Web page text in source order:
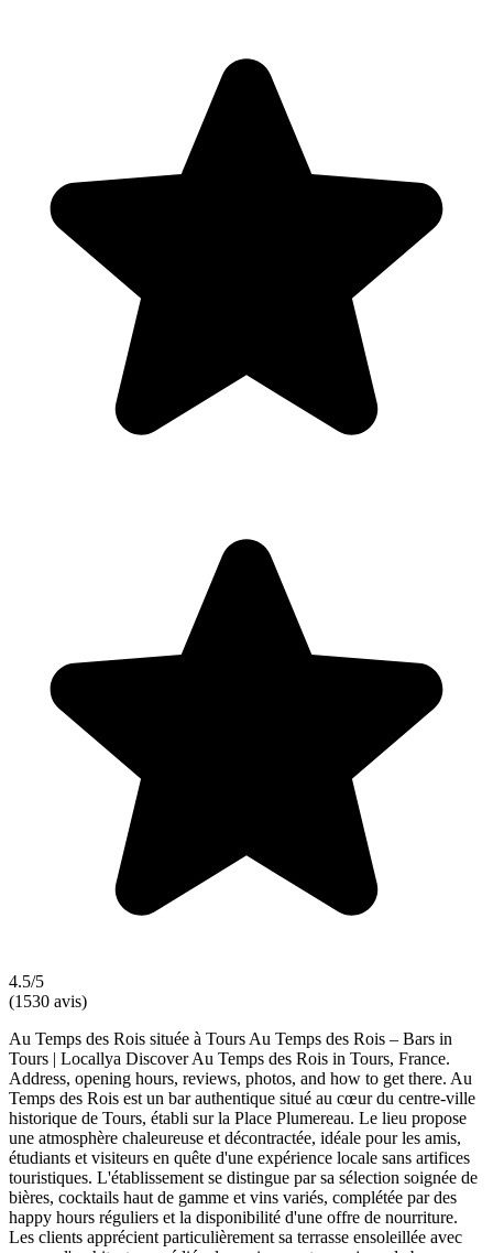
4.5/5
(1530 avis)
Au Temps des Rois située à Tours Au Temps des Rois – Bars in
Tours | Locallya Discover Au Temps des Rois in Tours, France.
Address, opening hours, reviews, photos, and how to get there. Au
Temps des Rois est un bar authentique situé au cœur du centre-ville
historique de Tours, établi sur la Place Plumereau. Le lieu propose
une atmosphère chaleureuse et décontractée, idéale pour les amis,
étudiants et visiteurs en quête d'une expérience locale sans artifices
touristiques. L'établissement se distingue par sa sélection soignée de
bières, cocktails haut de gamme et vins variés, complétée par des
happy hours réguliers et la disponibilité d'une offre de nourriture.
Les clients apprécient particulièrement sa terrasse ensoleillée avec